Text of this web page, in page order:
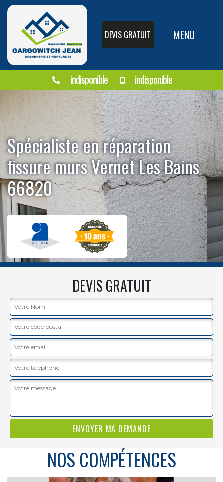
DEVIS GRATUIT MENU
indisponible indisponible
Spécialiste en réparation
fissure murs Vernet Les Bains
66820
DEVIS GRATUIT
NOS COMPÉTENCES